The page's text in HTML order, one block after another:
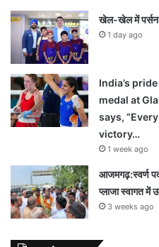
खेल-खेल में
1 day ago
India’s
medal at
says,
victory…
1 week ago
आजमगढ़:स्वर्ण
प्लाजा स्वागत में
3 weeks ago